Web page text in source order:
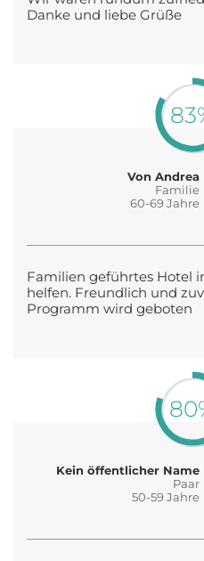
Danke und liebe Grüße
Von Andrea
Familie
60-69 Jahre
Familien geführtes Hotel
helfen. Freundlich und
Programm wird geboten
Kein öffentlicher Name
Paar
50-59 Jahre